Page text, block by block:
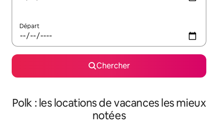
Départ
Chercher
Polk : les locations de vacances les mieux
notées